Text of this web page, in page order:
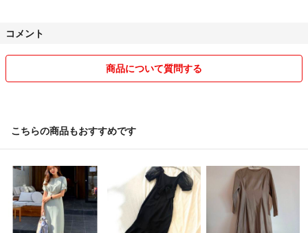
コメント
商品について質問する
こちらの商品もおすすめです